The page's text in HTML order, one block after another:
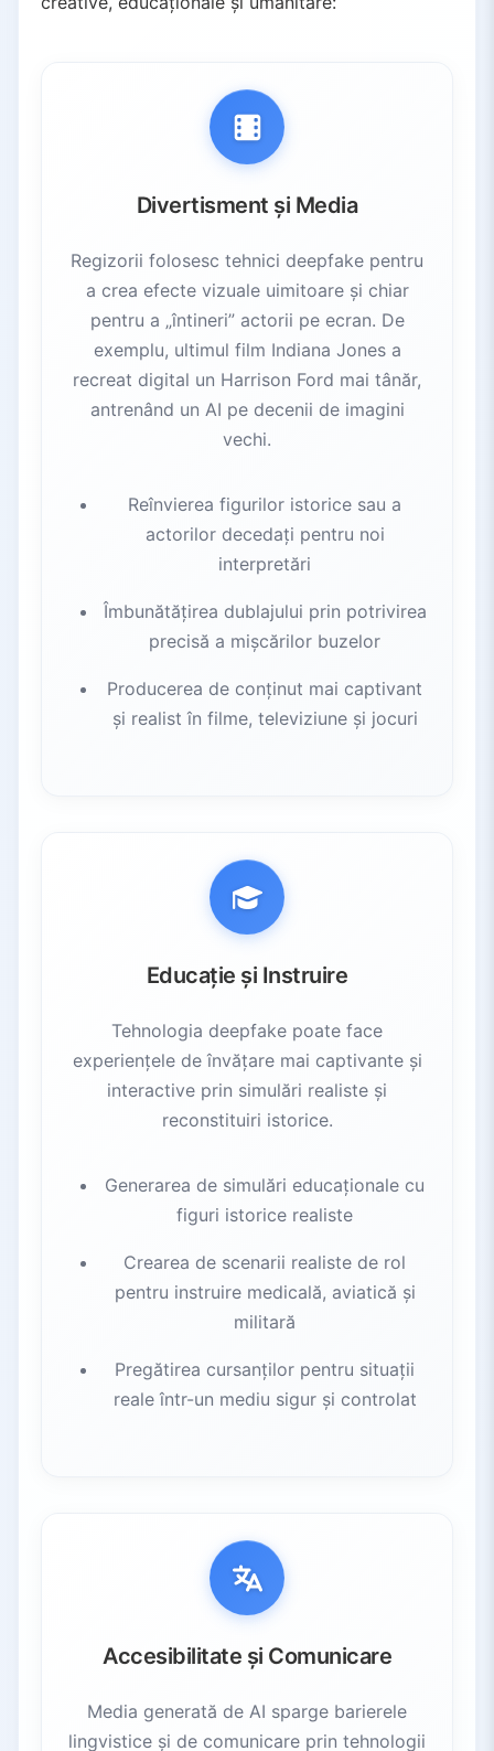
Divertisment și Media
Regizorii folosesc tehnici deepfake pentru
a crea efecte vizuale uimitoare și chiar
pentru a „întineri” actorii pe ecran. De
exemplu, ultimul film Indiana Jones a
recreat digital un Harrison Ford mai tânăr,
antrenând un AI pe decenii de imagini
vechi.
Reînvierea figurilor istorice sau a
actorilor decedați pentru noi
interpretări
Îmbunătățirea dublajului prin potrivirea
precisă a mișcărilor buzelor
Producerea de conținut mai captivant
și realist în filme, televiziune și jocuri
Educație și Instruire
Tehnologia deepfake poate face
experiențele de învățare mai captivante și
interactive prin simulări realiste și
reconstituiri istorice.
Generarea de simulări educaționale cu
figuri istorice realiste
Crearea de scenarii realiste de rol
pentru instruire medicală, aviatică și
militară
Pregătirea cursanților pentru situații
reale într-un mediu sigur și controlat
Accesibilitate și Comunicare
Media generată de AI sparge barierele
lingvistice și de comunicare prin tehnologii